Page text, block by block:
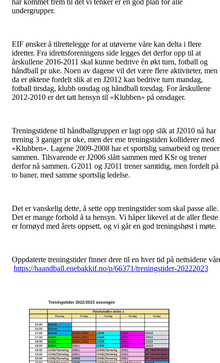
har kommet frem til det vi tenker er en god plan for alle
undergrupper.
EIF ønsker å tilrettelegge for at utøverne våre kan delta i flere
idretter. Fra idrettsforeningens side legges det derfor opp til at
årskullene 2016-2011 skal kunne bedrive én økt turn, fotball og
håndball pr uke. Noen av dagene vil det være flere aktiviteter, men
da er øktene fordelt slik at en J2012 kan bedrive turn mandag,
fotball tirsdag, klubb onsdag og håndball torsdag. For årskullene
2012-2010 er det tatt hensyn til «Klubben» på onsdager.
Treningstidene til håndballgruppen er lagt opp slik at J2010 nå har
trening 3 ganger pr uke, men der ene treningstiden kolliderer med
«Klubben». Lagene 2009-2008 har et sportslig samarbeid og trener
sammen. Tilsvarende er J2006 slått sammen med KSr og trener
derfor nå sammen. G2011 og J2011 trener samtidig, men fordelt på
to baner, med samme sportslig ledelse.
Det er vanskelig dette, å sette opp treningstider som skal passe alle.
Det er mange forhold å ta hensyn. Vi håper likevel at de aller fleste
er fornøyd med årets oppsett, og vi går en god treningshøst i møte.
Oppdaterte treningstider finner dere til en hver tid på nettsidene
https://haandball.enebakkif.no/p/66371/treningstider-20222023